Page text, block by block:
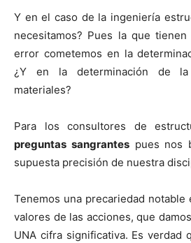
Y en el caso de la ingeniería
necesitamos? Pues la que
error cometemos en la
¿Y en la determinación de
materiales?
Para los consultores de
preguntas sangrantespues nos
supuesta precisión de nuestra
Tenemos una precariedad
valores de las acciones, que
UNA cifra significativa. Es verdad